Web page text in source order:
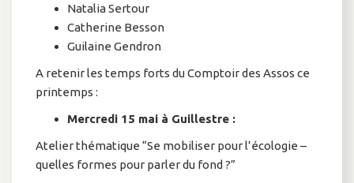
Natalia Sertour
Catherine Besson
Guilaine Gendron
A retenir les temps forts du Comptoir des Assos ce
printemps :
Mercredi 15 mai à Guillestre :
Atelier thématique “Se mobiliser pour l’écologie –
quelles formes pour parler du fond ?”